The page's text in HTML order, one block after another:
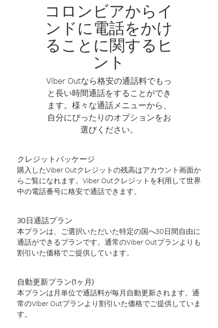
コロンビアからイ
ンドに電話をかけ
ることに関するヒ
ント
Viber Outなら格安の通話料でもっ
と長い時間通話をすることができ
ます。様々な通話メニューから、
自分にぴったりのオプションをお
選びください。
クレジットパッケージ
購入したViber Outクレジットの残高はアカウント画面か
らご覧になれます。Viber Outクレジットを利用して世界
中の電話番号に格安で通話できます。
30日通話プラン
本プランは、ご選択いただいた特定の国へ30日間自由に
通話ができるプランです。通常のViber Outプランよりも
割引いた価格でご提供しています。
自動更新プラン(1ヶ月)
本プランは月単位で通話料が毎月自動更新されます。通
常のViber Outプランより割引いた価格でご提供していま
す。